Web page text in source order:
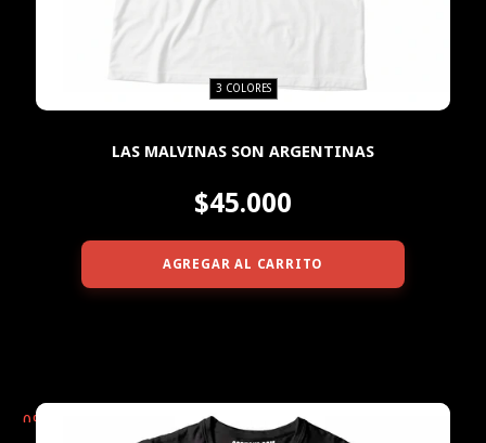
3 COLORES
LAS MALVINAS SON ARGENTINAS
$45.000
AGREGAR AL CARRITO
0%